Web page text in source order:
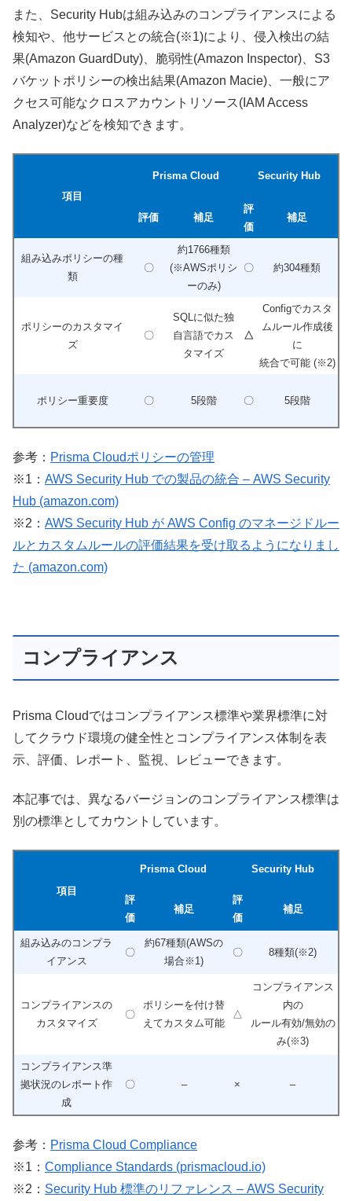
また、Security Hubは組み込みのコンプライアンスによる
検知や、他サービスとの統合(※1)により、侵入検出の結
果(Amazon GuardDuty)、脆弱性(Amazon Inspector)、S3
バケットポリシーの検出結果(Amazon Macie)、一般にア
クセス可能なクロスアカウントリソース(IAM Access
Analyzer)などを検知できます。
項目
Prisma Cloud Security Hub
評価 補足
評
価
補足
組み込みポリシーの種
類
〇
約1766種類
(※AWSポリシ
ーのみ)
〇 約304種類
ポリシーのカスタマイ
ズ
〇
SQLに似た独
自言語でカス
タマイズ
△
Configでカスタ
ムルール作成後
に
統合で可能 (※2)
ポリシー重要度 〇 5段階 〇 5段階
参考： Prisma Cloudポリシーの管理
※1： AWS Security Hub での製品の統合 – AWS Security
Hub (amazon.com)
※2： AWS Security Hub が AWS Config のマネージドルー
ルとカスタムルールの評価結果を受け取るようになりまし
た (amazon.com)
コンプライアンス
Prisma Cloudではコンプライアンス標準や業界標準に対
してクラウド環境の健全性とコンプライアンス体制を表
示、評価、レポート、監視、レビューできます。
本記事では、異なるバージョンのコンプライアンス標準は
別の標準としてカウントしています。
項目
Prisma Cloud Security Hub
評
価
補足
評
価
補足
組み込みのコンプラ
イアンス
〇
約67種類(AWSの
場合※1)
〇 8種類(※2)
コンプライアンスの
カスタマイズ
〇
ポリシーを付け替
えてカスタム可能
△
コンプライアンス
内の
ルール有効/無効の
み(※3)
コンプライアンス準
拠状況のレポート作
成
〇 – × –
参考： Prisma Cloud Compliance
※1： Compliance Standards (prismacloud.io)
※2： Security Hub 標準のリファレンス – AWS Security